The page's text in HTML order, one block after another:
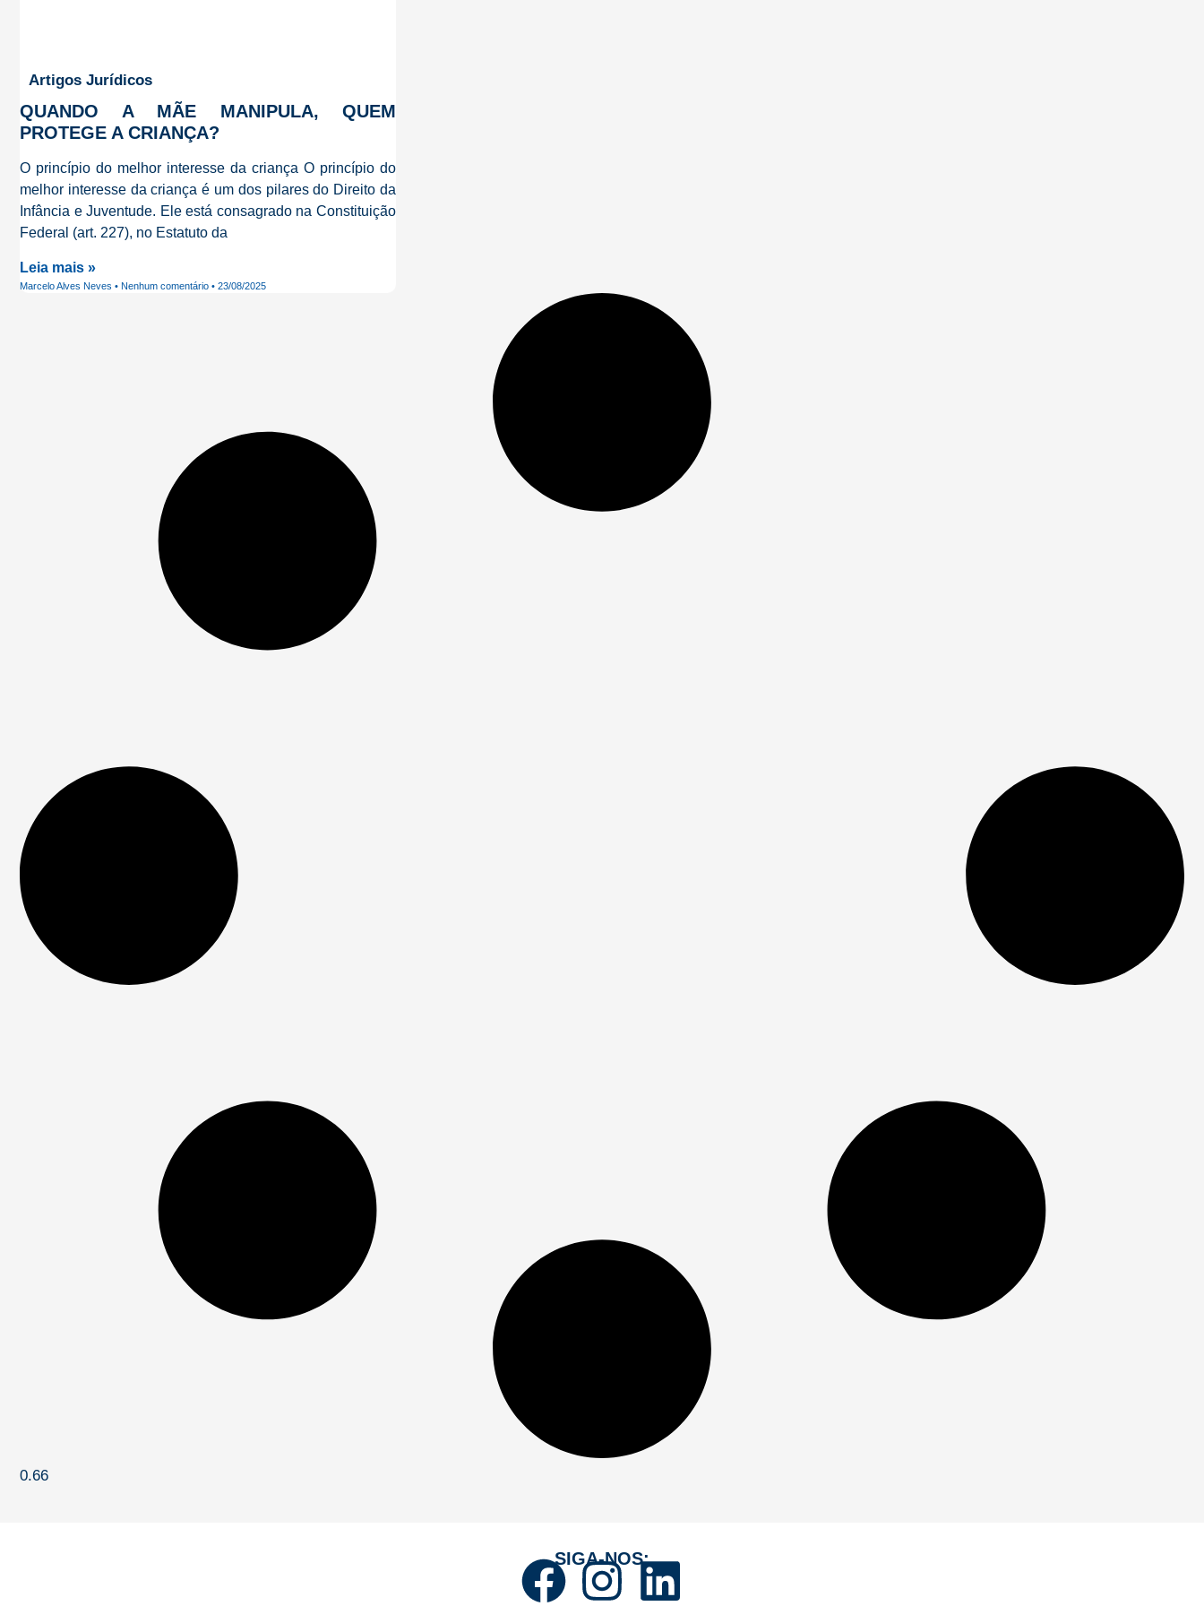
Artigos Jurídicos
QUANDO A MÃE MANIPULA, QUEM
PROTEGE A CRIANÇA?
O princípio do melhor interesse da criança O princípio do
melhor interesse da criança é um dos pilares do Direito da
Infância e Juventude. Ele está consagrado na Constituição
Federal (art. 227), no Estatuto da
Leia mais »
Marcelo Alves Neves Nenhum comentário 23/08/2025
SIGA-NOS: